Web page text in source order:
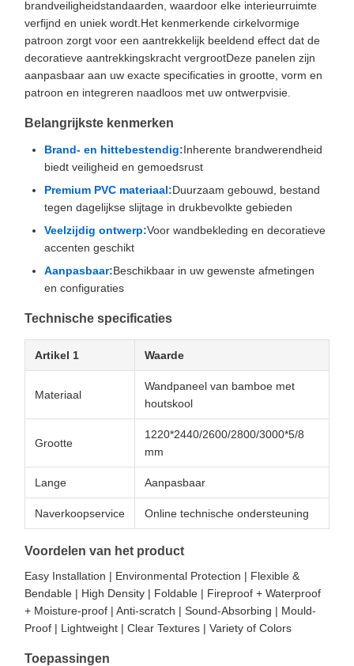
brandveiligheidstandaarden, waardoor elke interieurruimte
verfijnd en uniek wordt.Het kenmerkende cirkelvormige
patroon zorgt voor een aantrekkelijk beeldend effect dat de
decoratieve aantrekkingskracht vergrootDeze panelen zijn
aanpasbaar aan uw exacte specificaties in grootte, vorm en
patroon en integreren naadloos met uw ontwerpvisie.
Belangrijkste kenmerken
Brand- en hittebestendig:Inherente brandwerendheid
biedt veiligheid en gemoedsrust
Premium PVC materiaal:Duurzaam gebouwd, bestand
tegen dagelijkse slijtage in drukbevolkte gebieden
Veelzijdig ontwerp:Voor wandbekleding en decoratieve
accenten geschikt
Aanpasbaar:Beschikbaar in uw gewenste afmetingen
en configuraties
Technische specificaties
Artikel 1 Waarde
Materiaal
Wandpaneel van bamboe met
houtskool
Grootte
1220*2440/2600/2800/3000*5/8
mm
Lange Aanpasbaar
Naverkoopservice Online technische ondersteuning
Voordelen van het product
Easy Installation | Environmental Protection | Flexible &
Bendable | High Density | Foldable | Fireproof + Waterproof
+ Moisture-proof | Anti-scratch | Sound-Absorbing | Mould-
Proof | Lightweight | Clear Textures | Variety of Colors
Toepassingen